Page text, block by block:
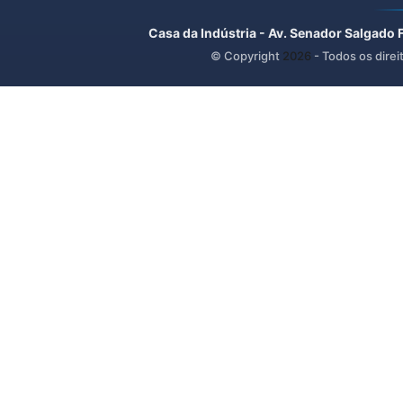
Casa da Indústria - Av. Senador
© Copyright 2026 - Todos os